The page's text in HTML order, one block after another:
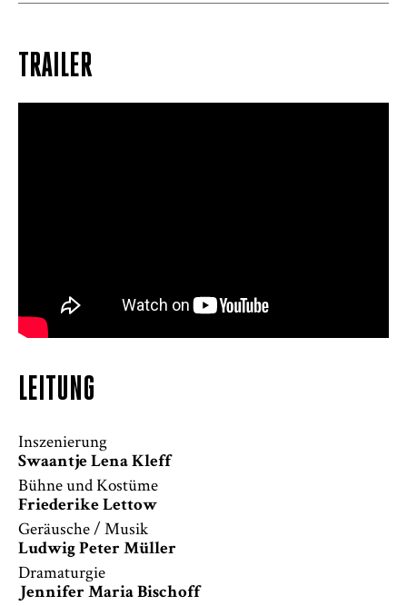
TRAILER
LEITUNG
Inszenierung
Swaantje Lena Kleff
Bühne und Kostüme
Friederike Lettow
Geräusche / Musik
Ludwig Peter Müller
Dramaturgie
Jennifer Maria Bischoff